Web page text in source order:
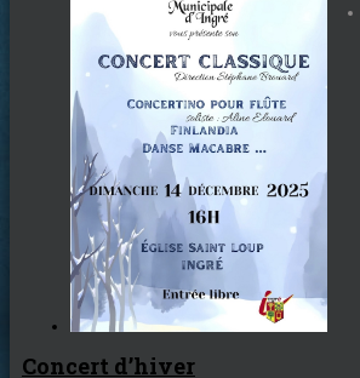
Concert d’hiver